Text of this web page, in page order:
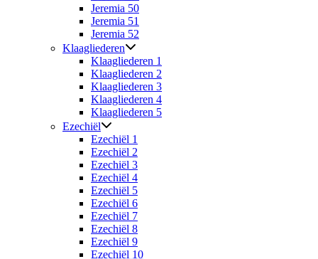
Jeremia 50
Jeremia 51
Jeremia 52
Klaagliederen
Klaagliederen 1
Klaagliederen 2
Klaagliederen 3
Klaagliederen 4
Klaagliederen 5
Ezechiël
Ezechiël 1
Ezechiël 2
Ezechiël 3
Ezechiël 4
Ezechiël 5
Ezechiël 6
Ezechiël 7
Ezechiël 8
Ezechiël 9
Ezechiël 10